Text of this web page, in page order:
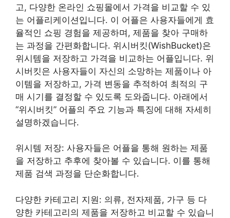
고, 다양한 온라인 쇼핑몰에서 가격을 비교할 수 있
는 어플리케이션입니다. 이 어플은 사용자들에게 효
율적인 쇼핑 경험을 제공하며, 제품을 찾아 구매하
는 과정을 간편화합니다. 위시버킷(WishBucket)은
위시템을 저장하고 가격을 비교하는 어플입니다. 위
시버킷은 사용자들이 자신의 소망하는 제품이나 아
이템을 저장하고, 가격 변동을 추적하여 최적의 구
매 시기를 결정할 수 있도록 도와줍니다. 아래에서
“위시버킷” 어플의 주요 기능과 특징에 대해 자세히
설명하겠습니다.
위시템 저장: 사용자들은 어플을 통해 원하는 제품
을 저장하고 추후에 찾아볼 수 있습니다. 이를 통해
제품 검색 과정을 단순화합니다.
다양한 카테고리 지원: 의류, 전자제품, 가구 등 다
양한 카테고리의 제품을 저장하고 비교할 수 있습니